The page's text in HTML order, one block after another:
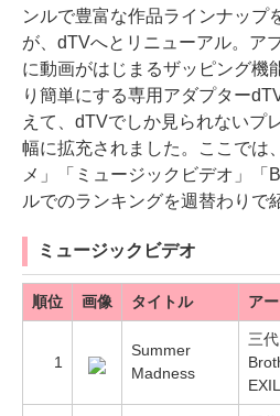
ンルで豊富な作品ラインナップ
が、dTVへとリニューアル。ア
に動画がはじまるザッピング機
り簡単にする専用アダプター
えて、dTVでしか見られないプ
幅に拡充されました。ここでは
メ」「ミュージックビデオ」「
ルでのランキングを週替わりで
ミュージックビデオ
順位 画像 タイトル ア
1
Summer
Madness
三